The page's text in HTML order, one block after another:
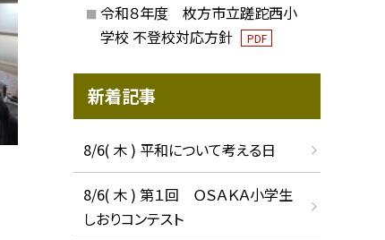
令和８年度 枚方市立蹉跎西小
学校 不登校対応方針
PDF
新着記事
8/6( 木 ) 平和について考える日
8/6( 木 ) 第１回 ＯＳＡＫＡ小学生
しおりコンテスト